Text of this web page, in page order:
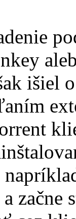
išiel
začne